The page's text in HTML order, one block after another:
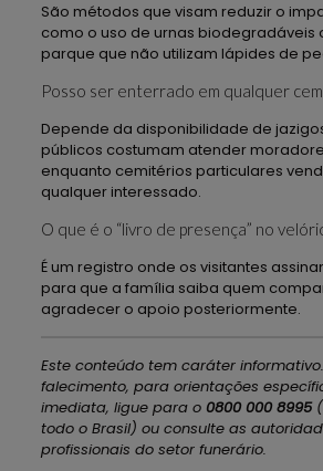
São métodos que visam reduzir o
como o uso de urnas biodegradáveis
parque que não utilizam lápides de
Posso ser enterrado em qualquer
Depende da disponibilidade de
públicos costumam atender
enquanto cemitérios particulares
qualquer interessado.
O que é o “livro de presença” no
É um registro onde os visitantes
para que a família saiba quem
agradecer o apoio posteriormente.
Este conteúdo tem caráter
falecimento, para orientações
imediata, ligue para o 0800 000 8995
todo o Brasil) ou consulte as
profissionais do setor funerário.